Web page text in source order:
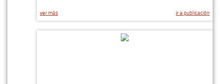
ver más ir a publicación